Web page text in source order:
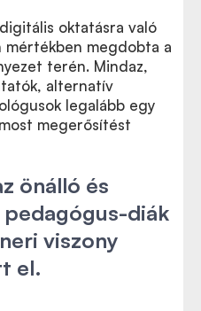
oktatásra való
mértékben megdobta a
terén. Mindaz,
alternatív
legalább egy
megerősítést
önálló és
diák
viszony
el.